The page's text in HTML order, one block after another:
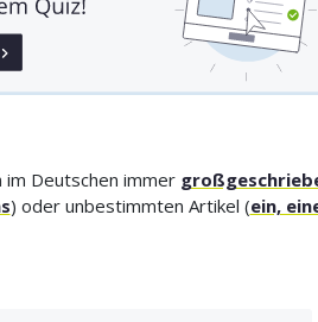
Deutschen immer
) oder unbestimmten Artikel (ein,